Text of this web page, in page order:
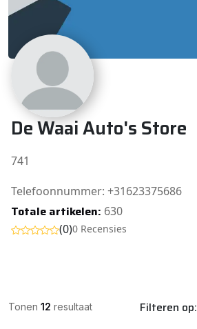
De Waai Auto's Store
741
Telefoonnummer: +31623375686
Totale artikelen: 630
(0)0 Recensies
Tonen 12 resultaat Filteren op: